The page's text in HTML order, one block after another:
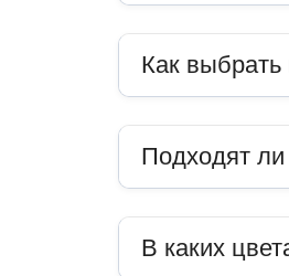
Как
Подходят
В каких